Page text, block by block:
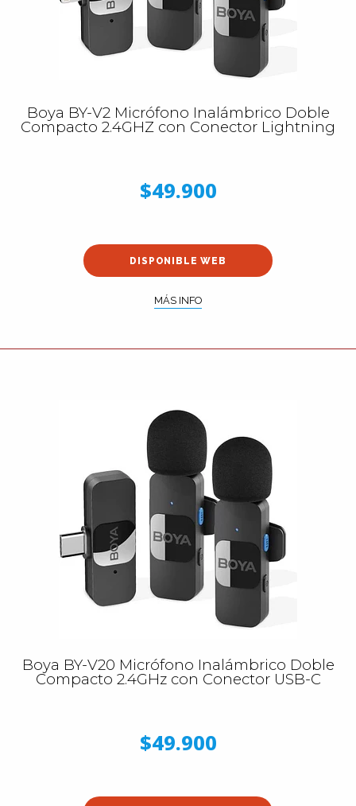
Boya BY-V2 Micrófono Inalámbrico Doble
Compacto 2.4GHZ con Conector Lightning
$49.900
DISPONIBLE WEB
MÁS INFO
Boya BY-V20 Micrófono Inalámbrico Doble
Compacto 2.4GHz con Conector USB-C
$49.900